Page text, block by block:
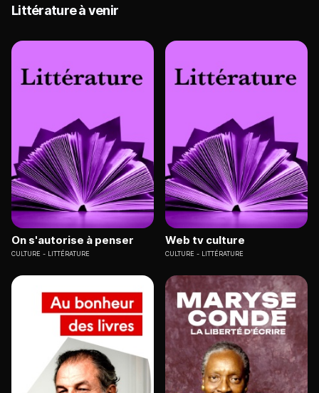
Littérature à venir
On s'autorise à penser
CULTURE LITTÉRATURE
Web tv culture
CULTURE LITTÉRATURE